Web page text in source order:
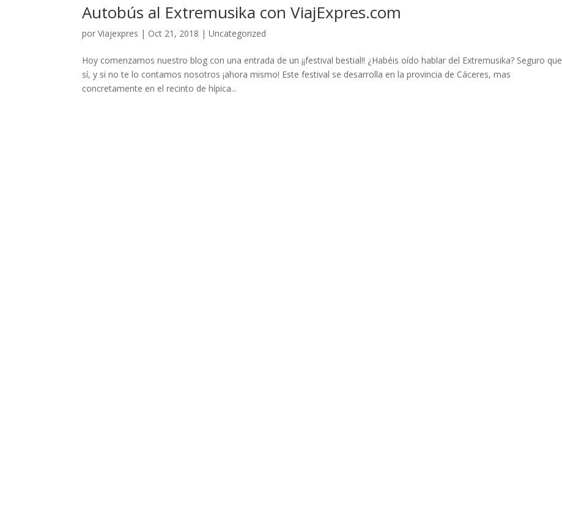
Autobús al Extremusika con ViajExpres.com
porViajexpres | Oct 21, 2018 |Uncategorized
Hoy comenzamos nuestro blog con una entrada de un ¡¡festival bestial!! ¿Habéis oído hablar del Extremusika? Seguro que
sí, y si no te lo contamos nosotros ¡ahora mismo! Este festival se desarrolla en la provincia de Cáceres, mas
concretamente en el recinto de hípica...